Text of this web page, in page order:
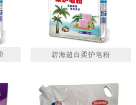
碧海超白柔护皂粉